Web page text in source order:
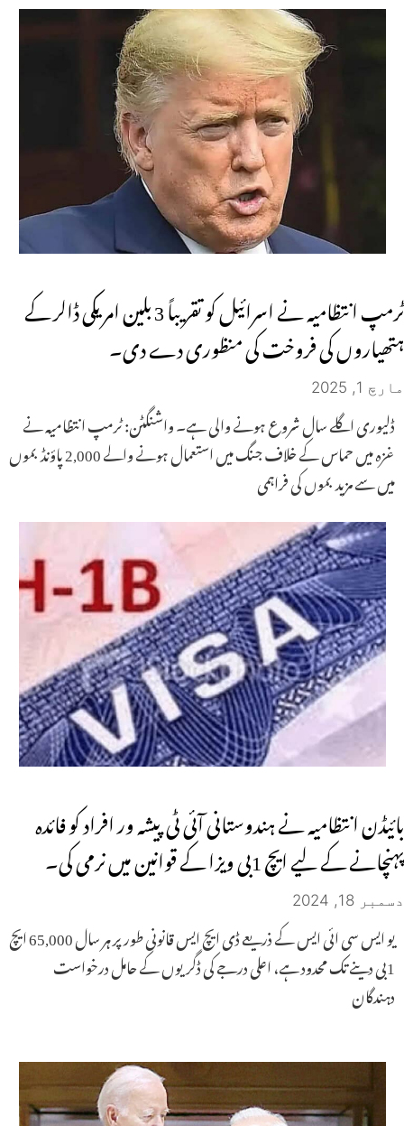
ٹرمپ انتظامیہ نے اسرائیل کو تقریباً 3 بلین امریکی ڈالر کے
ہتھیاروں کی فروخت کی منظوری دے دی۔
مارچ 1, 2025
ڈلیوری اگلے سال شروع ہونے والی ہے۔ واشنگٹن: ٹرمپ انتظامیہ نے
غزہ میں حماس کے خلاف جنگ میں استعمال ہونے والے 2,000 پاؤنڈ بموں
میں سے مزید بموں کی فراہمی
بائیڈن انتظامیہ نے ہندوستانی آئی ٹی پیشہ ور افراد کو فائدہ
پہنچانے کے لیے ایچ 1بی ویزا کے قوانین میں نرمی کی۔
دسمبر 18, 2024
یو ایس سی ائی ایس کے ذریعے ڈی ایچ ایس قانونی طور پر ہر سال 65,000 ایچ
1بی دینے تک محدود ہے، اعلی درجے کی ڈگریوں کے حامل درخواست
دہندگان